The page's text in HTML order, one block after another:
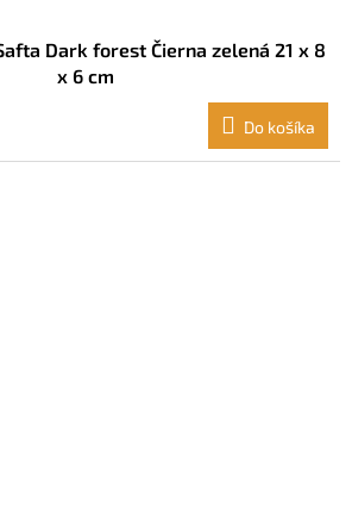
Dark forest Čierna zelená 21 x 8
x 6 cm
Do košíka